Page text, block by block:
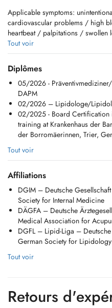
Applicable symptoms:
cardiovascular problems / high
heartbeat / palpitations / swollen
respiratory infections and
shortness of breath / diagnosed
abdominal pain / heartburn,
constipation / diabetes mellitus
management/treatment) /
disorder (dyslipidemia) /
creatinine) / thyroid problems /
Available Services:
- consultation
- treatment of lipid metabolism
- modern ultrasound diagnostics
leg vessels (veins and arteries),
- infectious disease and travel
- prevention/check-ups,
- evaluation of abnormal liver
- vaccination advice,
- driver's license and insurance
Languages: German, English &
Un centre médical
Parcours de prévention.
Tout voir
Diplômes
05/2026 -
DAPM
02/2026 – Lipidologe/
02/2025 - Board Certification
training at Krankenhaus der
der Borromäerinnen, Trier,
Tout voir
Affiliations
DGIM – Deutsche
Society for Internal Medicine
DÄGFA – Deutsche
Medical Association for
DGFL – Lipid-Liga –
German Society for Lipidology
Tout voir
Retours